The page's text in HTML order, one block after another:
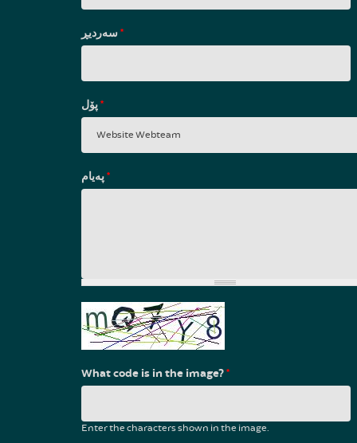
*
*
*
What code is in the image?*
Enter the characters shown in the image.